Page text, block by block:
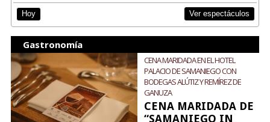
Hoy Ver espectáculos
Gastronomía
CENA MARIDADA EN EL HOTEL
PALACIO DE SAMANIEGO CON
BODEGAS ALÚTIZ Y REMÍREZ DE
GANUZA
CENA MARIDADA DE
“SAMANIEGO IN